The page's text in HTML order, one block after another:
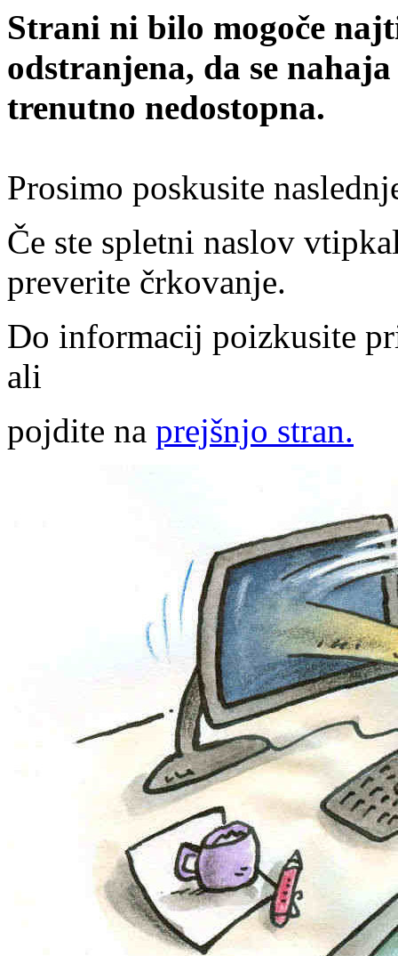
Strani ni bilo mogoče
odstranjena, da se
trenutno nedostopna.
Prosimo poskusite
Če ste spletni naslov
preverite črkovanje.
Do informacij poizkusite
ali
pojdite na prejšnjo stran.